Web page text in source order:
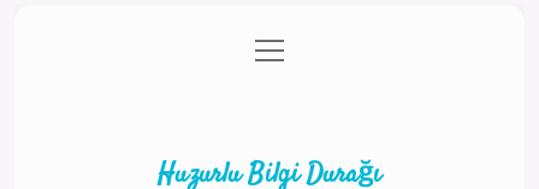
Gizlilik Politikası
menüyü
aç
Huzurlu Bilgi Durağı